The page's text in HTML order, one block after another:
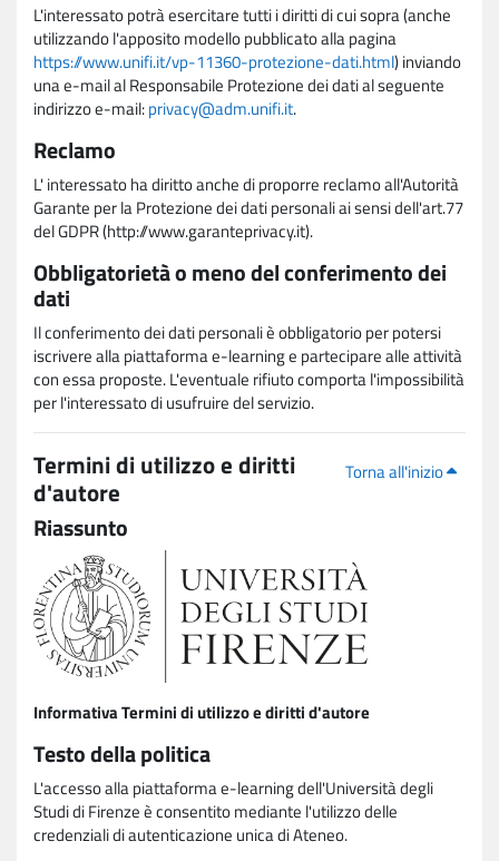
L'interessato potrà esercitare tutti i diritti di cui sopra (anche
utilizzando l'apposito modello pubblicato alla pagina
https://www.unifi.it/vp-11360-protezione-dati.html) inviando
una e-mail al Responsabile Protezione dei dati al seguente
indirizzo e-mail:privacy@adm.unifi.it.
Reclamo
L' interessato ha diritto anche di proporre reclamo all'Autorità
Garante per la Protezione dei dati personali ai sensi dell'art.77
del GDPR (http://www.garanteprivacy.it).
Obbligatorietà o meno del conferimento dei
dati
Il conferimento dei dati personali è obbligatorio per potersi
iscrivere alla piattaforma e-learning e partecipare alle attività
con essa proposte. L'eventuale rifiuto comporta l'impossibilità
per l'interessato di usufruire del servizio.
Torna all'inizio
Termini di utilizzo e diritti
d'autore
Riassunto
Informativa Termini di utilizzo e diritti d'autore
Testo della politica
L'accesso alla piattaforma e-learning dell'Università degli
Studi di Firenze è consentito mediante l'utilizzo delle
credenziali di autenticazione unica di Ateneo.